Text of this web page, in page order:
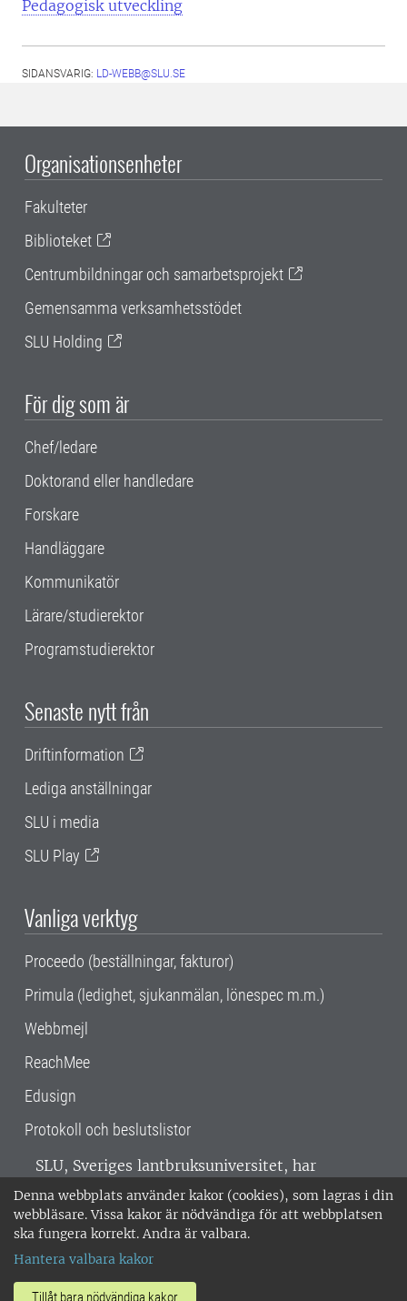
Denna webbplats använder kakor (cookies), som lagras i din
webbläsare. Vissa kakor är nödvändiga för att webbplatsen
ska fungera korrekt. Andra är valbara.
Hantera valbara kakor
Tillåt bara nödvändiga kakor
Pedagogisk utveckling
SIDANSVARIG: LD-WEBB@SLU.SE
Organisationsenheter
Fakulteter
Biblioteket
Centrumbildningar och samarbetsprojekt
Gemensamma verksamhetsstödet
SLU Holding
För dig som är
Chef/ledare
Doktorand eller handledare
Forskare
Handläggare
Kommunikatör
Lärare/studierektor
Programstudierektor
Senaste nytt från
Driftinformation
Lediga anställningar
SLU i media
SLU Play
Vanliga verktyg
Proceedo (beställningar, fakturor)
Primula (ledighet, sjukanmälan, lönespec m.m.)
Webbmejl
ReachMee
Edusign
Protokoll och beslutslistor
SLU, Sveriges lantbruksuniversitet, har
verksamhet över hela Sverige. Huvudorter är
Alnarp, Uppsala och Umeå.SLU är
miljöcertifierat enligt ISO 14001. •
018-67 10 00 • Org nr: 202100-2817 •
Om SLU:s webbplatser